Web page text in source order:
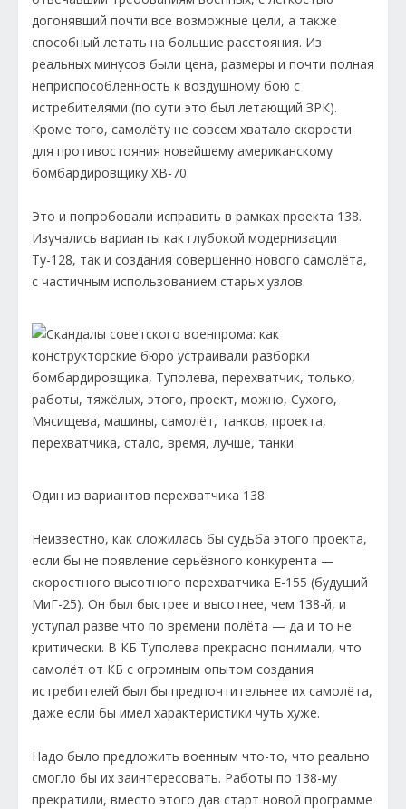
догонявший почти все возможные цели, а также
способный летать на большие расстояния. Из
реальных минусов были цена, размеры и почти полная
неприспособленность к воздушному бою с
истребителями (по сути это был летающий ЗРК).
Кроме того, самолёту не совсем хватало скорости
для противостояния новейшему американскому
бомбардировщику ХВ‑70.
Это и попробовали исправить в рамках проекта 138.
Изучались варианты как глубокой модернизации
Ту-128, так и создания совершенно нового самолёта,
с частичным использованием старых узлов.
Один из вариантов перехватчика 138.
Неизвестно, как сложилась бы судьба этого проекта,
если бы не появление серьёзного конкурента —
скоростного высотного перехватчика Е-155 (будущий
МиГ-25). Он был быстрее и высотнее, чем 138-й, и
уступал разве что по времени полёта — да и то не
критически. В КБ Туполева прекрасно понимали, что
самолёт от КБ с огромным опытом создания
истребителей был бы предпочтительнее их самолёта,
даже если бы имел характеристики чуть хуже.
Надо было предложить военным что-то, что реально
смогло бы их заинтересовать. Работы по 138-му
прекратили, вместо этого дав старт новой программе